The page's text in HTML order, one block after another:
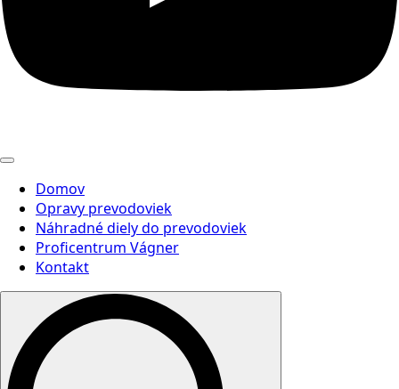
Domov
Opravy prevodoviek
Náhradné diely do prevodoviek
Proficentrum Vágner
Kontakt